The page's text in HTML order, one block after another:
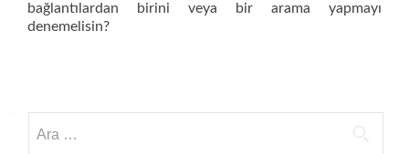
bağlantılardan birini veya bir arama yapmayı
denemelisin?